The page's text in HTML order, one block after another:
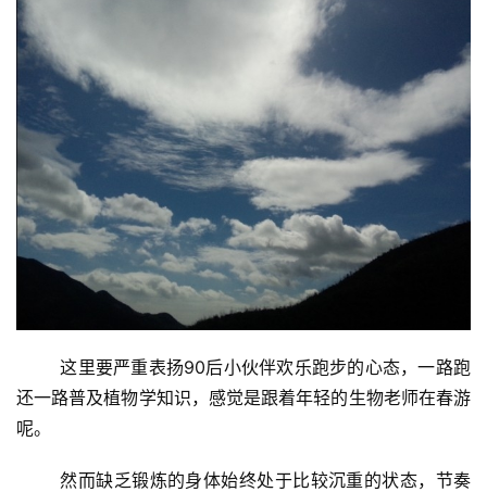
	这里要严重表扬90后小伙伴欢乐跑步的心态，一路跑
还一路普及植物学知识，感觉是跟着年轻的生物老师在春游
呢。
	然而缺乏锻炼的身体始终处于比较沉重的状态，节奏